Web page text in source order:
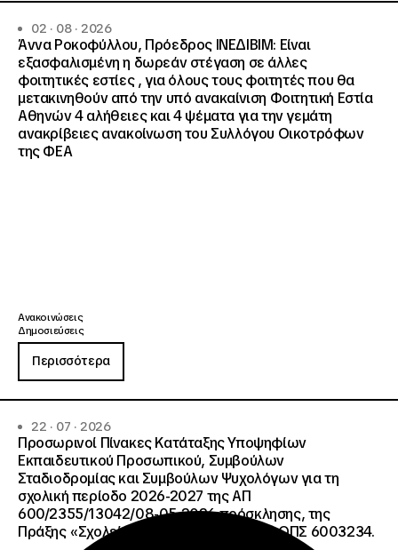
02 · 08 · 2026
Άννα Ροκοφύλλου, Πρόεδρος ΙΝΕΔΙΒΙΜ: Είναι
εξασφαλισμένη η δωρεάν στέγαση σε άλλες
φοιτητικές εστίες , για όλους τους φοιτητές που θα
μετακινηθούν από την υπό ανακαίνιση Φοιτητική Εστία
Αθηνών 4 αλήθειες και 4 ψέματα για την γεμάτη
ανακρίβειες ανακοίνωση του Συλλόγου Οικοτρόφων
της ΦΕΑ
Ανακοινώσεις
Δημοσιεύσεις
Περισσότερα
22 · 07 · 2026
Προσωρινοί Πίνακες Κατάταξης Υποψηφίων
Εκπαιδευτικού Προσωπικού, Συμβούλων
Σταδιοδρομίας και Συμβούλων Ψυχολόγων για τη
σχολική περίοδο 2026-2027 της ΑΠ
600/2355/13042/08-05-2026 πρόσκλησης, της
Πράξης «Σχολεία Δεύτερης Ευκαιρίας», ΟΠΣ 6003234.